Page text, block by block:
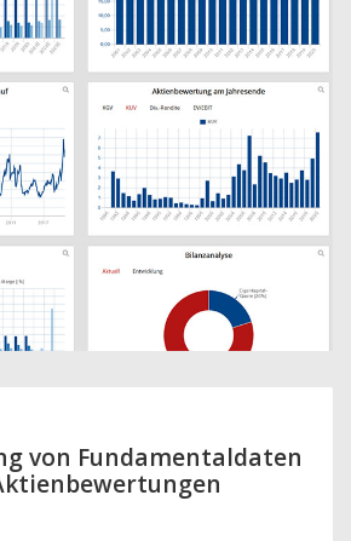
von Fundamentaldaten